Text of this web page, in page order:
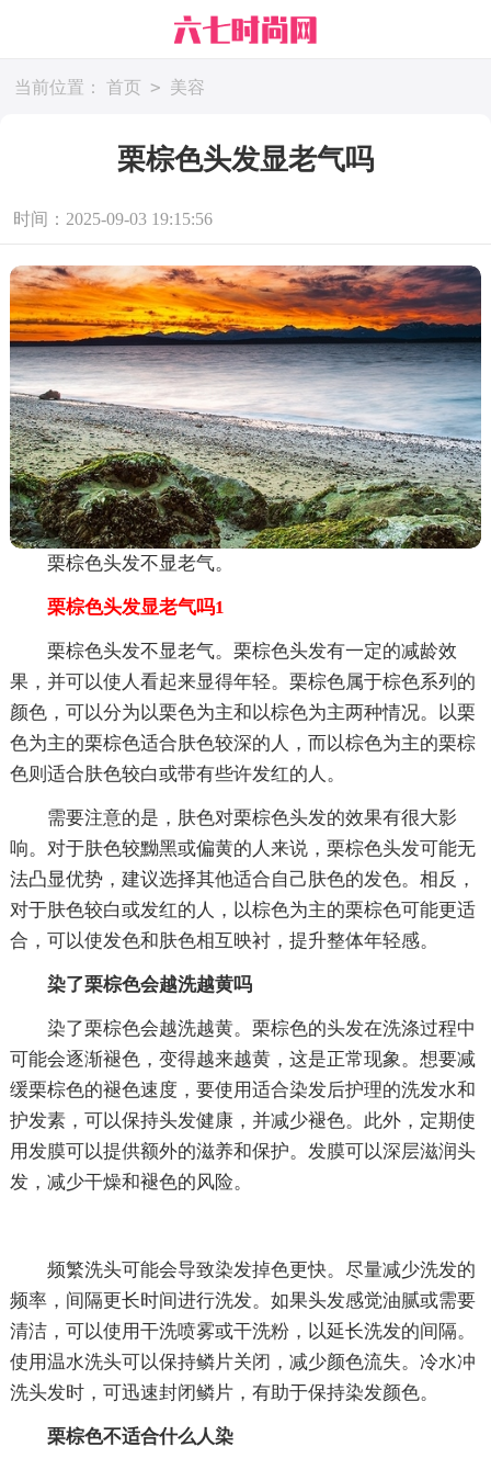
当前位置： 首页 > 美容
栗棕色头发显老气吗
时间：2025-09-03 19:15:56
栗棕色头发不显老气。
栗棕色头发显老气吗1
栗棕色头发不显老气。栗棕色头发有一定的减龄效
果，并可以使人看起来显得年轻。栗棕色属于棕色系列的
颜色，可以分为以栗色为主和以棕色为主两种情况。以栗
色为主的栗棕色适合肤色较深的人，而以棕色为主的栗棕
色则适合肤色较白或带有些许发红的人。
需要注意的是，肤色对栗棕色头发的效果有很大影
响。对于肤色较黝黑或偏黄的人来说，栗棕色头发可能无
法凸显优势，建议选择其他适合自己肤色的发色。相反，
对于肤色较白或发红的人，以棕色为主的栗棕色可能更适
合，可以使发色和肤色相互映衬，提升整体年轻感。
染了栗棕色会越洗越黄吗
染了栗棕色会越洗越黄。栗棕色的头发在洗涤过程中
可能会逐渐褪色，变得越来越黄，这是正常现象。想要减
缓栗棕色的褪色速度，要使用适合染发后护理的洗发水和
护发素，可以保持头发健康，并减少褪色。此外，定期使
用发膜可以提供额外的滋养和保护。发膜可以深层滋润头
发，减少干燥和褪色的风险。
频繁洗头可能会导致染发掉色更快。尽量减少洗发的
频率，间隔更长时间进行洗发。如果头发感觉油腻或需要
清洁，可以使用干洗喷雾或干洗粉，以延长洗发的间隔。
使用温水洗头可以保持鳞片关闭，减少颜色流失。冷水冲
洗头发时，可迅速封闭鳞片，有助于保持染发颜色。
栗棕色不适合什么人染